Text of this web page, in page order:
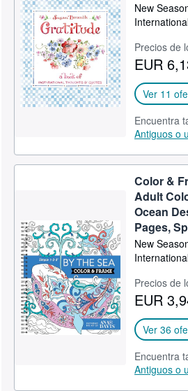
New
Precios de
EUR
Ver 11
Encuentra
Antiguos o
Color &
Adult
Ocean
Pages,
New
Precios de
EUR
Ver 36
Encuentra
Antiguos o